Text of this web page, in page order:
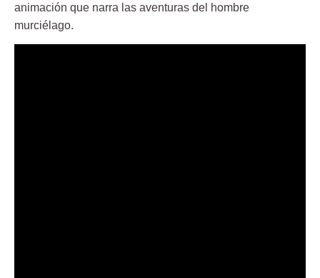
animación que narra las aventuras del hombre
murciélago.